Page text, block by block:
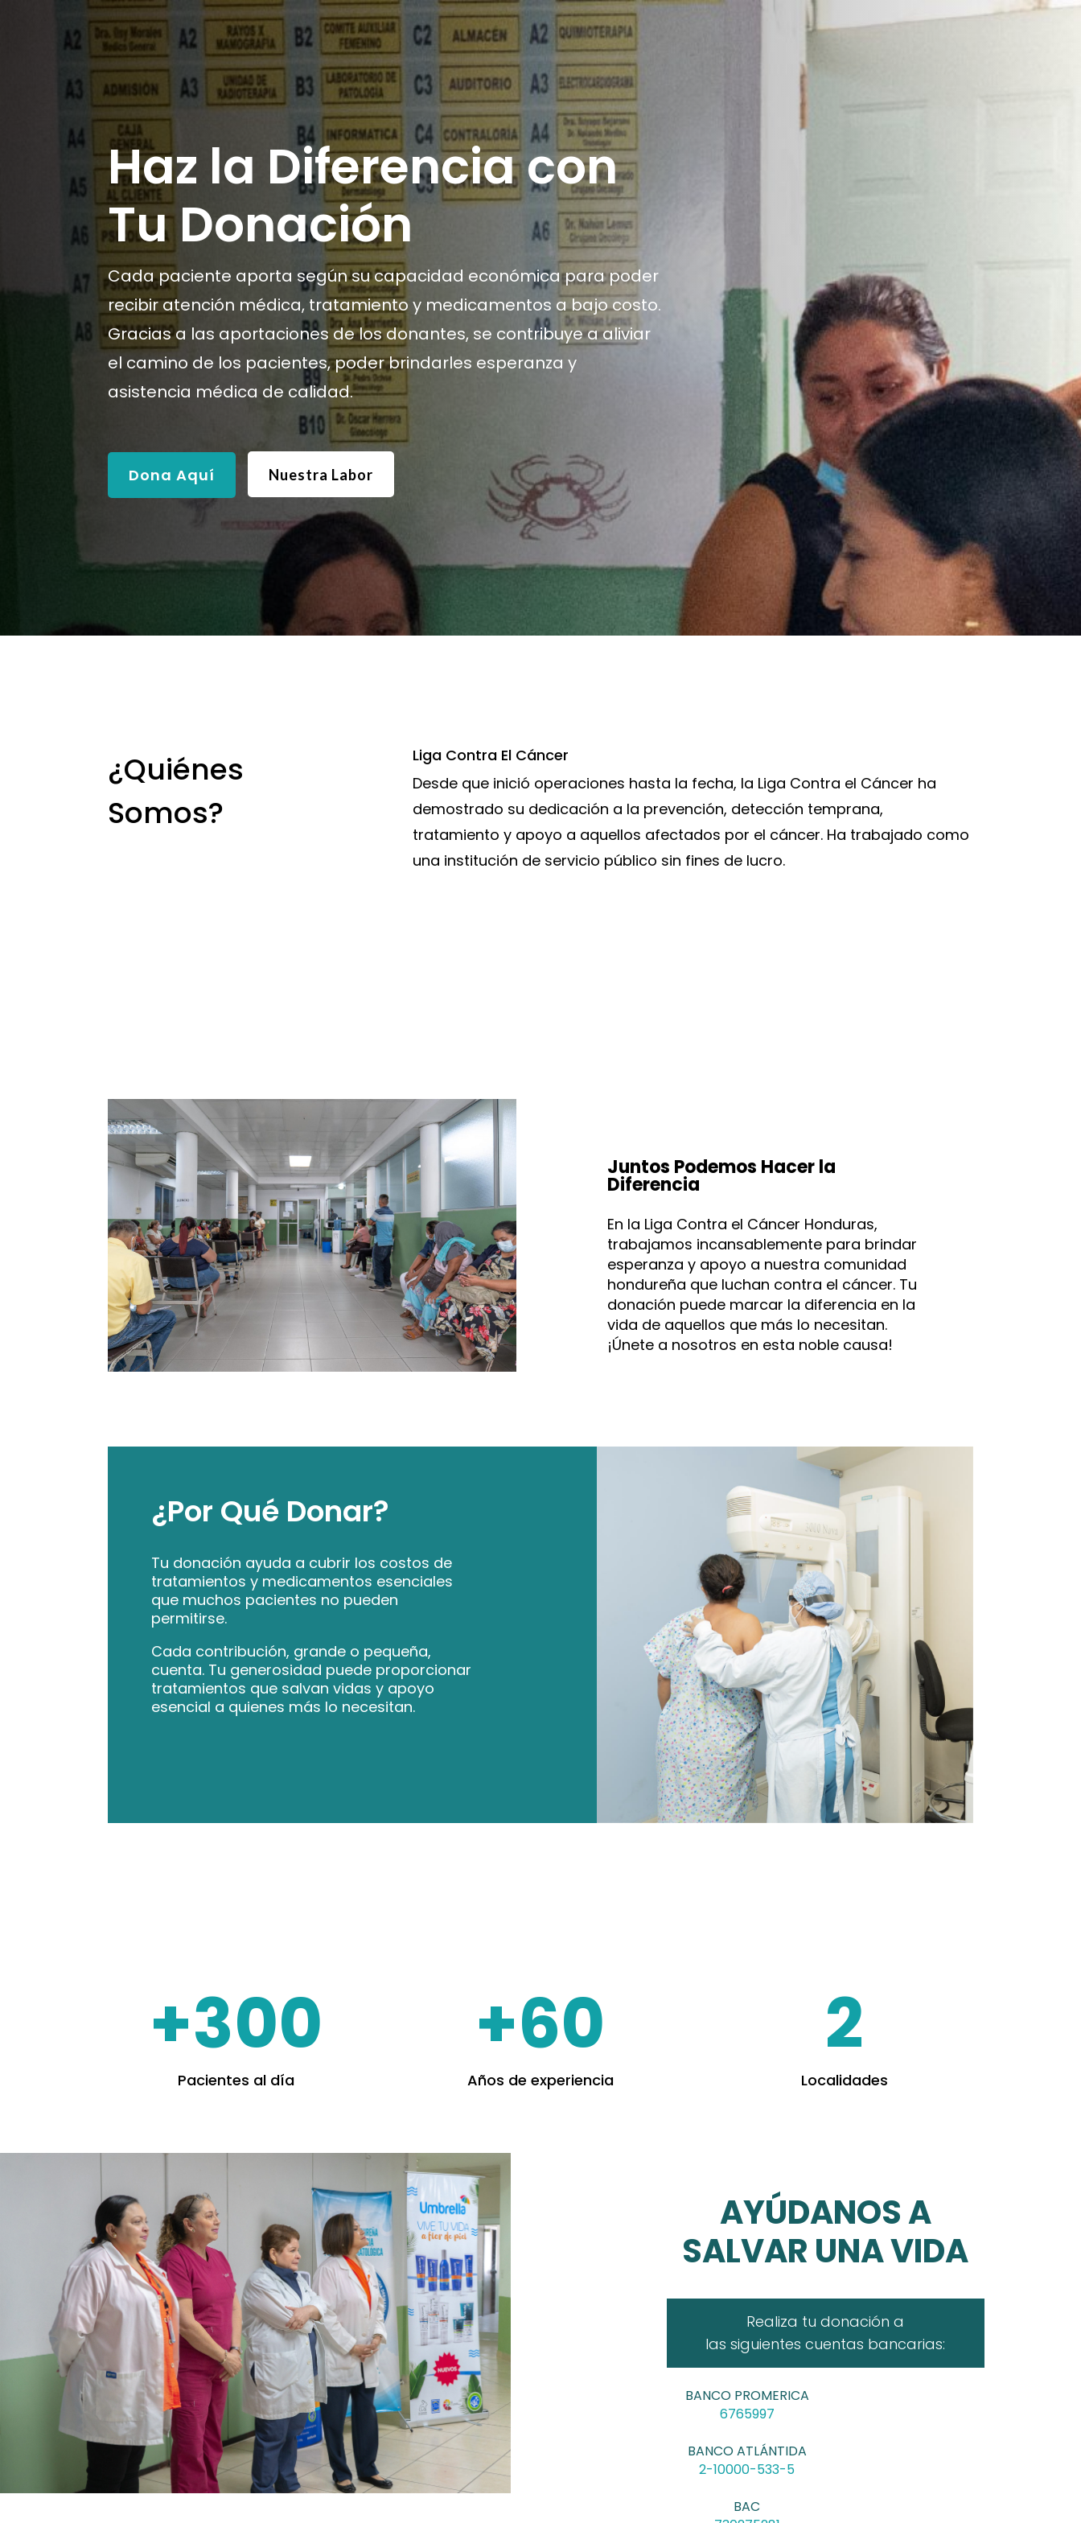
Haz la Diferencia con
Tu Donación
Cada paciente aporta según su capacidad económica para poder
recibir atención médica, tratamiento y medicamentos a bajo costo.
Gracias a las aportaciones de los donantes, se contribuye a aliviar
el camino de los pacientes, poder brindarles esperanza y
asistencia médica de calidad.
Dona Aquí Nuestra Labor
¿Quiénes
Somos?
Liga Contra El Cáncer
Desde que inició operaciones hasta la fecha, la Liga Contra el Cáncer ha
demostrado su dedicación a la prevención, detección temprana,
tratamiento y apoyo a aquellos afectados por el cáncer. Ha trabajado como
una institución de servicio público sin fines de lucro.
Juntos Podemos Hacer la
Diferencia
En la Liga Contra el Cáncer Honduras,
trabajamos incansablemente para brindar
esperanza y apoyo a nuestra comunidad
hondureña que luchan contra el cáncer. Tu
donación puede marcar la diferencia en la
vida de aquellos que más lo necesitan.
¡Únete a nosotros en esta noble causa!
¿Por Qué Donar?
Tu donación ayuda a cubrir los costos de
tratamientos y medicamentos esenciales
que muchos pacientes no pueden
permitirse.
Cada contribución, grande o pequeña,
cuenta. Tu generosidad puede proporcionar
tratamientos que salvan vidas y apoyo
esencial a quienes más lo necesitan.
+300
Pacientes al día
+60
Años de experiencia
2
Localidades
AYÚDANOS A
SALVAR UNA VIDA
Realiza tu donación a
las siguientes cuentas bancarias:
BANCO PROMERICA
6765997
BANCO ATLÁNTIDA
2-10000-533-5
BAC